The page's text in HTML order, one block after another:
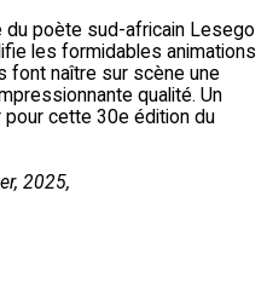
du poète sud-africain Lesego
les formidables animations
font naître sur scène une
qualité. Un
cette 30e édition du
2025,